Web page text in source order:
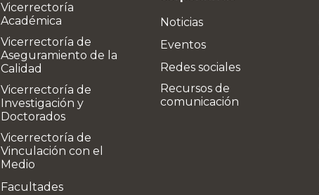
Vicerrectoría
Académica
Vicerrectoría de
Aseguramiento de la
Calidad
Vicerrectoría de
Investigación y
Doctorados
Vicerrectoría de
Vinculación con el
Medio
Facultades
Noticias
Eventos
Redes sociales
Recursos de
comunicación